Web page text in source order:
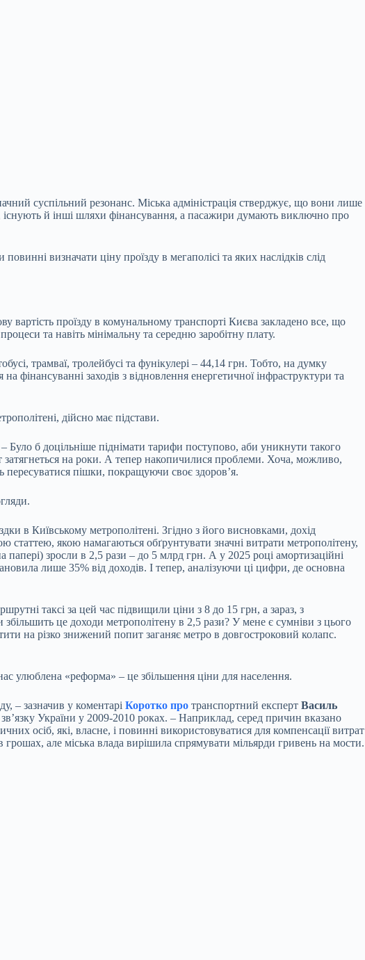
суспільний резонанс. Міська адміністрація стверджує, що вони лише
існують й інші шляхи фінансування, а пасажири думають виключно про
визначати ціну проїзду в мегаполісі та яких наслідків слід
вартість проїзду в комунальному транспорті Києва закладено все, що
та навіть мінімальну та середню заробітну плату.
трамваї, тролейбусі та фунікулері – 44,14 грн. Тобто, на думку
заходів з відновлення енергетичної інфраструктури та
дійсно має підстави.
– Було б доцільніше піднімати тарифи поступово, аби уникнути такого
на роки. А тепер накопичилися проблеми. Хоча, можливо,
пішки, покращуючи своє здоров’я.
в Київському метрополітені. Згідно з його висновками, дохід
статтею, якою намагаються обґрунтувати значні витрати метрополітену,
папері) зросли в 2,5 рази – до 5 млрд грн. А у 2025 році амортизаційні
лише 35% від доходів. І тепер, аналізуючи ці цифри, де основна
таксі за цей час підвищили ціни з 8 до 15 грн, а зараз, з
це доходи метрополітену в 2,5 рази? У мене є сумніви з цього
на різко знижений попит заганяє метро в довгостроковий колапс.
улюблена «реформа» – це збільшення ціни для населення.
– зазначив у коментарі Коротко про транспортний експерт Василь
України у 2009-2010 роках. – Наприклад, серед причин вказано
осіб, які, власне, і повинні використовуватися для компенсації витрат
але міська влада вирішила спрямувати мільярди гривень на мости.